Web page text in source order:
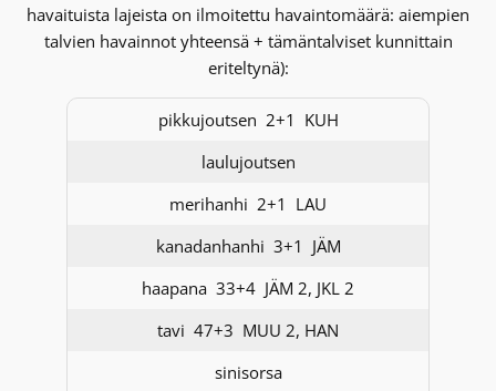
havaituista lajeista on ilmoitettu havaintomäärä: aiempien
talvien havainnot yhteensä + tämäntalviset kunnittain
eriteltynä):
pikkujoutsen 2+1 KUH
laulujoutsen
merihanhi 2+1 LAU
kanadanhanhi 3+1 JÄM
haapana 33+4 JÄM 2, JKL 2
tavi 47+3 MUU 2, HAN
sinisorsa